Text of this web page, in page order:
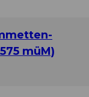
müM)